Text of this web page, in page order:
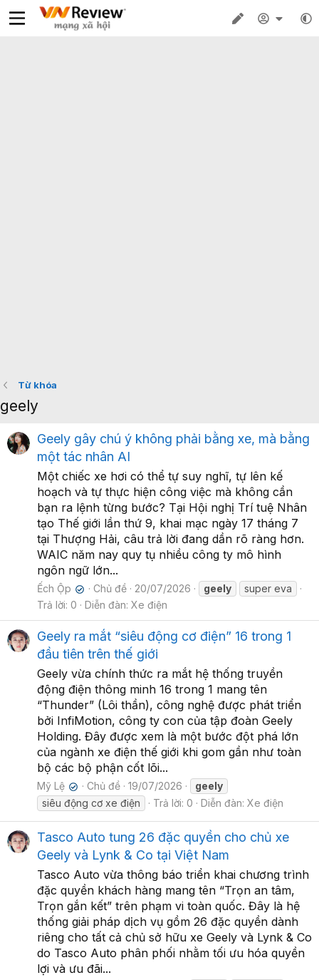
Từ khóa
geely
Geely gây chú ý không phải bằng xe, mà bằng
một tác nhân AI
Một chiếc xe hơi có thể tự suy nghĩ, tự lên kế
hoạch và tự thực hiện công việc mà không cần
bạn ra lệnh từng bước? Tại Hội nghị Trí tuệ Nhân
tạo Thế giới lần thứ 9, khai mạc ngày 17 tháng 7
tại Thượng Hải, câu trả lời đang dần rõ ràng hơn.
WAIC năm nay quy tụ nhiều công ty mô hình
ngôn ngữ lớn...
Ếch Ộp ✔ Chủ đề 20/07/2026 geely
super eva
Trả lời: 0
Diễn đàn: Xe điện
Geely ra mắt “siêu động cơ điện” 16 trong 1
đầu tiên trên thế giới
Geely vừa chính thức ra mắt hệ thống truyền
động điện thông minh 16 trong 1 mang tên
“Thunder” (Lôi thần), công nghệ được phát triển
bởi InfiMotion, công ty con của tập đoàn Geely
Holding. Đây được xem là một bước đột phá lớn
của ngành xe điện thế giới khi gom gần như toàn
bộ các bộ phận cốt lõi...
Mỹ Lệ ✔ Chủ đề 19/07/2026
geely
siêu động cơ xe điện
Trả lời: 0 Diễn đàn: Xe điện
Tasco Auto tung 26 đặc quyền cho chủ xe
Geely và Lynk & Co tại Việt Nam
Tasco Auto vừa thông báo triển khai chương trình
đặc quyền khách hàng mang tên “Trọn an tâm,
Trọn gắn kết” trên phạm vi toàn quốc. Đây là hệ
thống giải pháp dịch vụ gồm 26 đặc quyền dành
riêng cho tất cả chủ sở hữu xe Geely và Lynk & Co
do Tasco Auto phân phối nhằm tối ưu hóa quyền
lợi và ưu đãi...